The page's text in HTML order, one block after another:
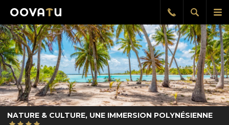
le
Afficher
la
Rappel
gratuit
NATURE & CULTURE, UNE IMMERSION POLYNÉSIENNE